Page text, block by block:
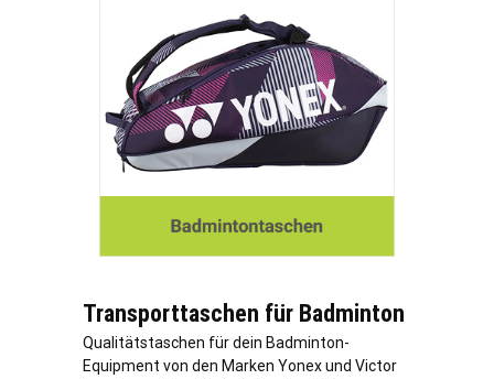
Transporttaschen für Badminton
Qualitätstaschen für dein Badminton-
Equipment von den Marken Yonex und Victor